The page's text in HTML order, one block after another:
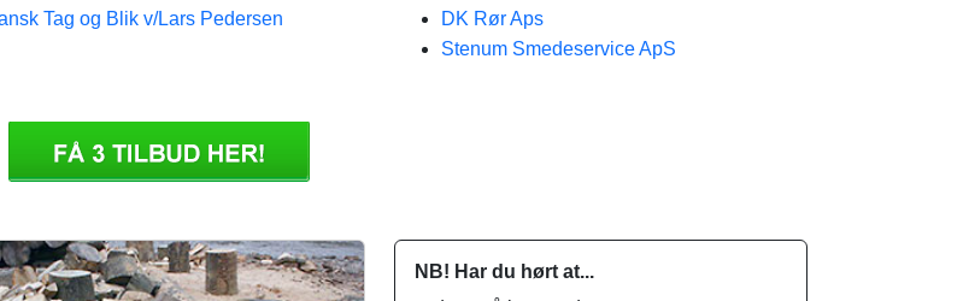
Tag og Blik v/Lars Pedersen
DK Rør Aps
Stenum Smedeservice ApS
NB! Har du hørt at...